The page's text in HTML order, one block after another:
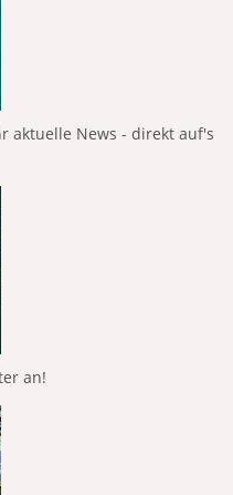
aktuelle News - direkt auf's
an!